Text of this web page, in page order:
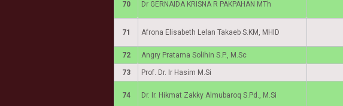
70 Dr GERNAIDA KRISNA R PAKPAHAN MTh
71 Afrona Elisabeth Lelan Takaeb S.KM, MHID
72 Angry Pratama Solihin S.P., M.Sc
73 Prof. Dr. Ir Hasim M.Si
74 Dr. Ir. Hikmat Zakky Almubaroq S.Pd., M.Si